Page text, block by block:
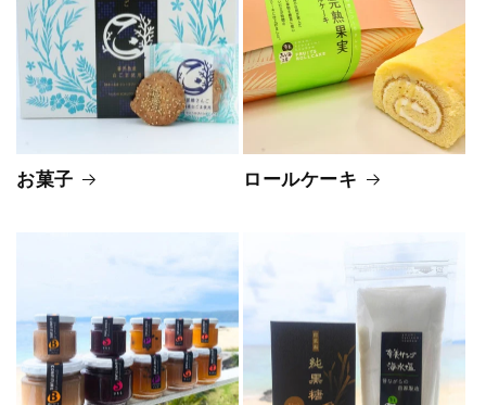
お菓子 ロールケーキ